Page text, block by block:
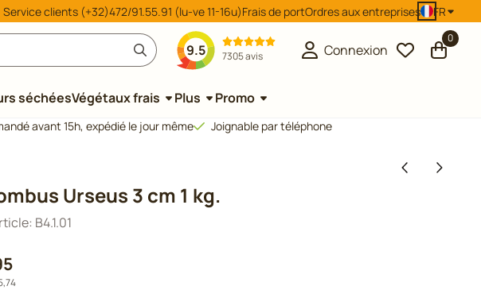
Service clients (+32)472/91.55.91 (lu-ve 11-16u)Frais de portOrdres aux entreprises FR
9.5 7305 avis Connexion
0
séchéesVégétaux frais Plus Promo
avant 15h, expédié le jour même
Joignable par téléphone
Urseus 3 cm 1 kg.
B4.1.01